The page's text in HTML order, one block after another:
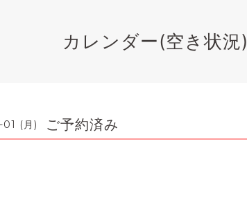
カレンダー(空き状況)
(月) ご予約済み